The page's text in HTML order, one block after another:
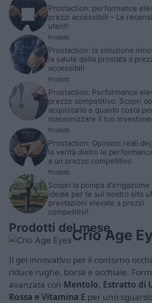
Prostaction: performance
prezzi accessibili – Le
utenti
Prodotti
Prostaction: la soluzione
la salute della prostata a
accessibili
Prodotti
Prostaction: Performance
prezzo competitivo. Scopri
acquistarlo e quanto costa
massimizzare il tuo
Prodotti
Prostaction: Opinioni reali
la verità dietro le
a un prezzo competitivo
Prodotti
Scopri la pompa d’irrigazione
ideale per te sul nostro sito
prestazioni elevate a prezzi
competitivi!
Prodotti del mese
Crio Age
Il gel innovativo per il contorno
riduce rughe, borse e occhiaie.
avanzata con Mentolo, Estratto di
Rossa e Vitamina E per uno sguardo